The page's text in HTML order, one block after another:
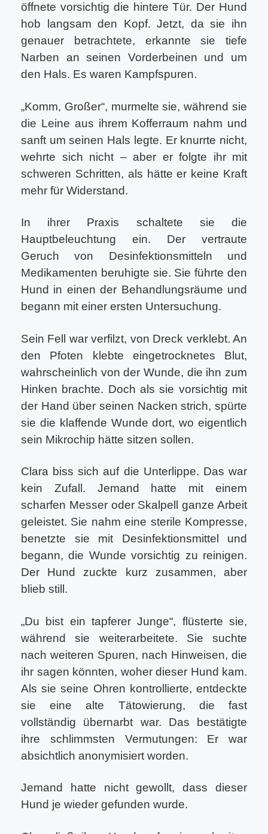
öffnete vorsichtig die hintere Tür. Der Hund
hob langsam den Kopf. Jetzt, da sie ihn
genauer betrachtete, erkannte sie tiefe
Narben an seinen Vorderbeinen und um
den Hals. Es waren Kampfspuren.
„Komm, Großer“, murmelte sie, während sie
die Leine aus ihrem Kofferraum nahm und
sanft um seinen Hals legte. Er knurrte nicht,
wehrte sich nicht – aber er folgte ihr mit
schweren Schritten, als hätte er keine Kraft
mehr für Widerstand.
In ihrer Praxis schaltete sie die
Hauptbeleuchtung ein. Der vertraute
Geruch von Desinfektionsmitteln und
Medikamenten beruhigte sie. Sie führte den
Hund in einen der Behandlungsräume und
begann mit einer ersten Untersuchung.
Sein Fell war verfilzt, von Dreck verklebt. An
den Pfoten klebte eingetrocknetes Blut,
wahrscheinlich von der Wunde, die ihn zum
Hinken brachte. Doch als sie vorsichtig mit
der Hand über seinen Nacken strich, spürte
sie die klaffende Wunde dort, wo eigentlich
sein Mikrochip hätte sitzen sollen.
Clara biss sich auf die Unterlippe. Das war
kein Zufall. Jemand hatte mit einem
scharfen Messer oder Skalpell ganze Arbeit
geleistet. Sie nahm eine sterile Kompresse,
benetzte sie mit Desinfektionsmittel und
begann, die Wunde vorsichtig zu reinigen.
Der Hund zuckte kurz zusammen, aber
blieb still.
„Du bist ein tapferer Junge“, flüsterte sie,
während sie weiterarbeitete. Sie suchte
nach weiteren Spuren, nach Hinweisen, die
ihr sagen könnten, woher dieser Hund kam.
Als sie seine Ohren kontrollierte, entdeckte
sie eine alte Tätowierung, die fast
vollständig übernarbt war. Das bestätigte
ihre schlimmsten Vermutungen: Er war
absichtlich anonymisiert worden.
Jemand hatte nicht gewollt, dass dieser
Hund je wieder gefunden wurde.